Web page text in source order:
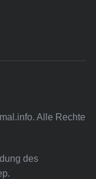
Alle Rechte
des
.